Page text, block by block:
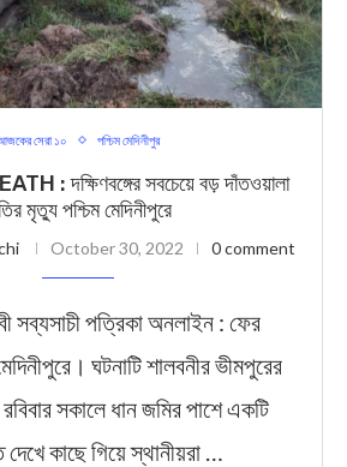
সেরা ১০ পশ্চিম মেদিনীপুর
: দক্ষিণবঙ্গের সবচেয়ে বড় দাঁতওয়ালা
মৃত্যু পশ্চিম মেদিনীপুরে
October 30, 2022 0 comment
সব্যসাচী পত্রিকা অনলাইন : ফের
ঘটনাটি শালবনীর ভীমপুরের
সকালে ধান জমির পাশে একটি
কাছে গিয়ে স্থানীয়রা …